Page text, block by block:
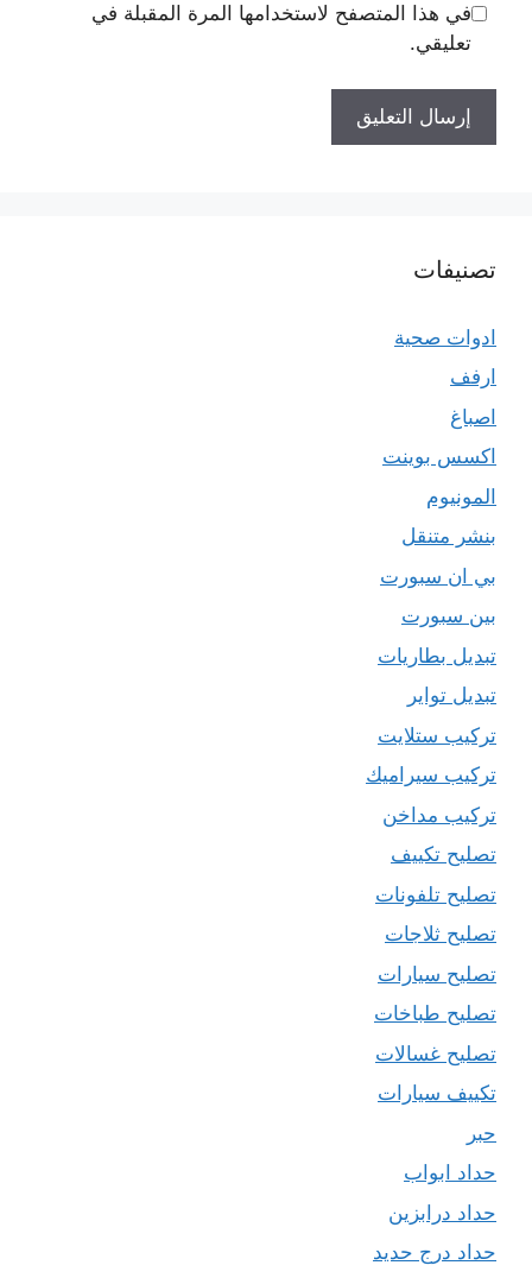
في هذا المتصفح لاستخدامها المرة المقبلة في
تعليقي.
تصنيفات
ادوات صحية
ارفف
اصباغ
اكسس بوينت
المونيوم
بنشر متنقل
بي ان سبورت
بين سبورت
تبديل بطاريات
تبديل تواير
تركيب ستلايت
تركيب سيراميك
تركيب مداخن
تصليح تكييف
تصليح تلفونات
تصليح ثلاجات
تصليح سيارات
تصليح طباخات
تصليح غسالات
تكييف سيارات
حبر
حداد ابواب
حداد درابزين
حداد درج حديد